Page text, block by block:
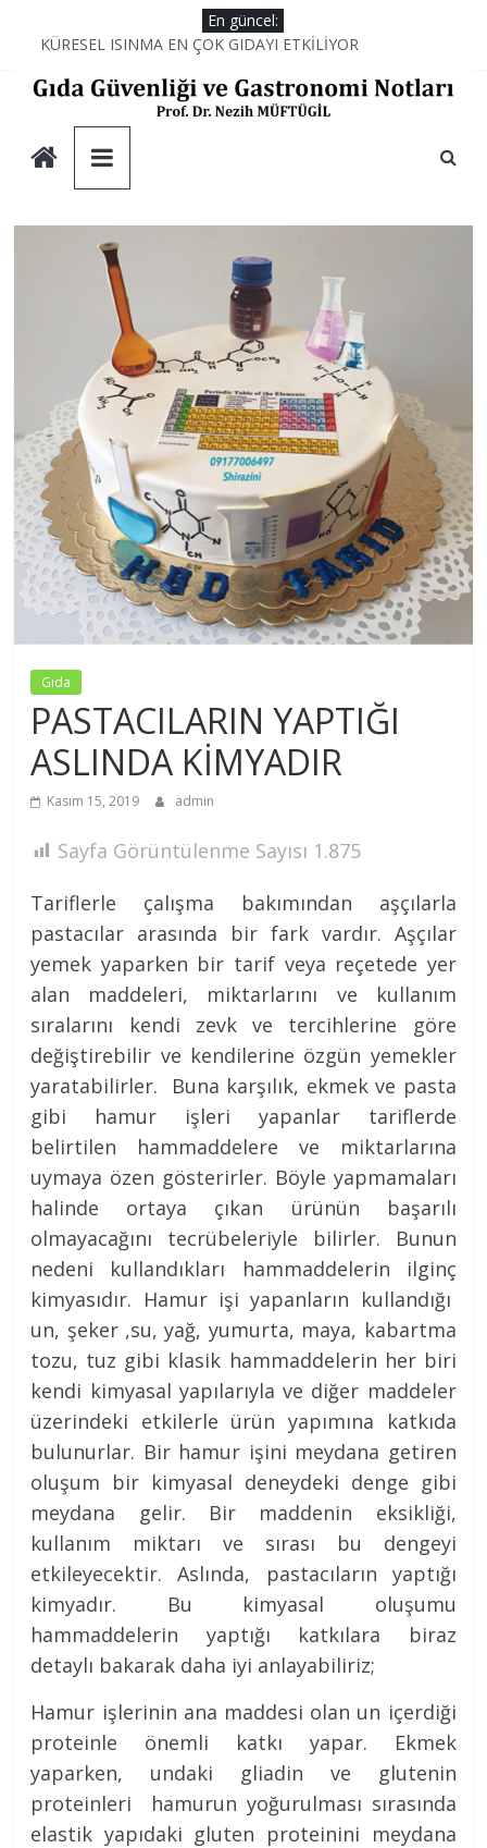
content
En güncel:
KÜRESEL ISINMA EN ÇOK GIDAYI ETKİLİYOR
YEMEĞİN KİMYASI
AŞÇILARIN MUTFAKTAKİ SAVAŞI
Gıda
Güvenliği
Gastronomi
Notları
Prof.
Dr.
Nezih
MÜFTÜGİL
Gıda
PASTACILARIN YAPTIĞI
ASLINDA KİMYADIR
Kasım 15, 2019 admin
Sayfa Görüntülenme Sayısı 1.875
Tariflerle çalışma bakımından aşçılarla
pastacılar arasında bir fark vardır. Aşçılar
yemek yaparken bir tarif veya reçetede yer
alan maddeleri, miktarlarını ve kullanım
sıralarını kendi zevk ve tercihlerine göre
değiştirebilir ve kendilerine özgün yemekler
yaratabilirler. Buna karşılık, ekmek ve pasta
gibi hamur işleri yapanlar tariflerde
belirtilen hammaddelere ve miktarlarına
uymaya özen gösterirler. Böyle yapmamaları
halinde ortaya çıkan ürünün başarılı
olmayacağını tecrübeleriyle bilirler. Bunun
nedeni kullandıkları hammaddelerin ilginç
kimyasıdır. Hamur işi yapanların kullandığı
un, şeker ,su, yağ, yumurta, maya, kabartma
tozu, tuz gibi klasik hammaddelerin her biri
kendi kimyasal yapılarıyla ve diğer maddeler
üzerindeki etkilerle ürün yapımına katkıda
bulunurlar. Bir hamur işini meydana getiren
oluşum bir kimyasal deneydeki denge gibi
meydana gelir. Bir maddenin eksikliği,
kullanım miktarı ve sırası bu dengeyi
etkileyecektir. Aslında, pastacıların yaptığı
kimyadır. Bu kimyasal oluşumu
hammaddelerin yaptığı katkılara biraz
detaylı bakarak daha iyi anlayabiliriz;
Hamur işlerinin ana maddesi olan un içerdiği
proteinle önemli katkı yapar. Ekmek
yaparken, undaki gliadin ve glutenin
proteinleri hamurun yoğurulması sırasında
elastik yapıdaki gluten proteinini meydana